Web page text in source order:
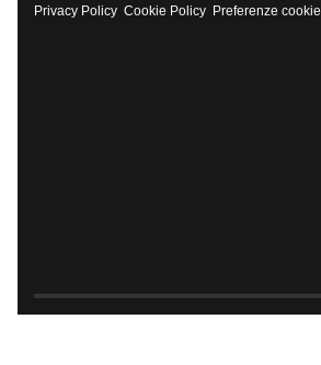
Privacy Policy Cookie Policy Preferenze cookie